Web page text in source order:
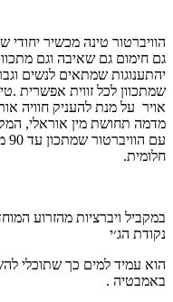
הוויברטור טינה מכשיר יחודי
גם חימום גם שאיבה וגם
יהתענוגות שמתאים לנשים
שמתכוון לכל זווית אפשרית
אויר על מנת להעניק חוויה
מדמה תחושת מין אוראלי,
חלומית.
במקביל ויברציות מהזרוע
נקודת הג׳י
הוא עמיד למים כך שתוכלי
באמבטיה .